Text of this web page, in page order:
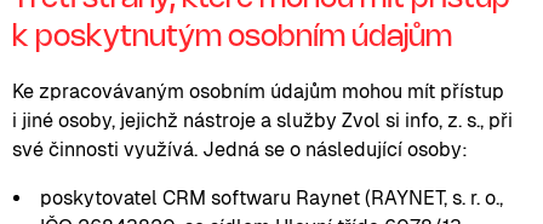
k poskytnutým osobním údajům
Ke zpracovávaným osobním údajům mohou mít přístup
i jiné osoby, jejichž nástroje a služby Zvol si info, z. s., při
své činnosti využívá. Jedná se o následující osoby:
poskytovatel CRM softwaru Raynet (RAYNET, s. r. o.,